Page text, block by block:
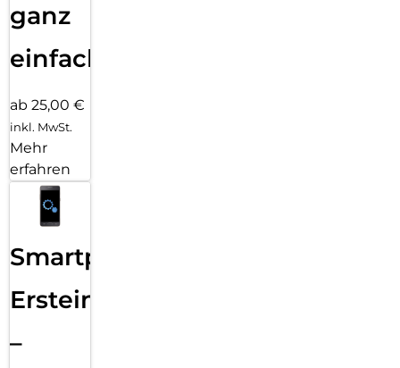
ganz
einfach
ab 25,00 €
inkl. MwSt.
Mehr
erfahren
Smartphone
Ersteinrichtung
–